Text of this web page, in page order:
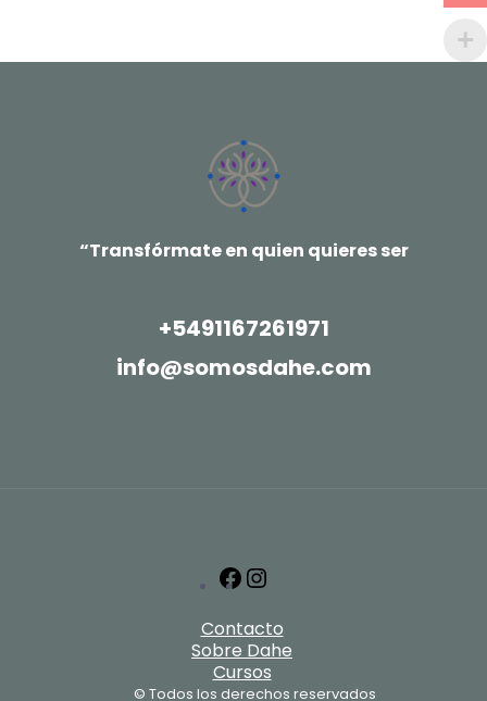
“Transfórmate en quien quieres ser
+5491167261971
info@somosdahe.com
Facebook
Contacto
Sobre Dahe
Cursos
© Todos los derechos reservados